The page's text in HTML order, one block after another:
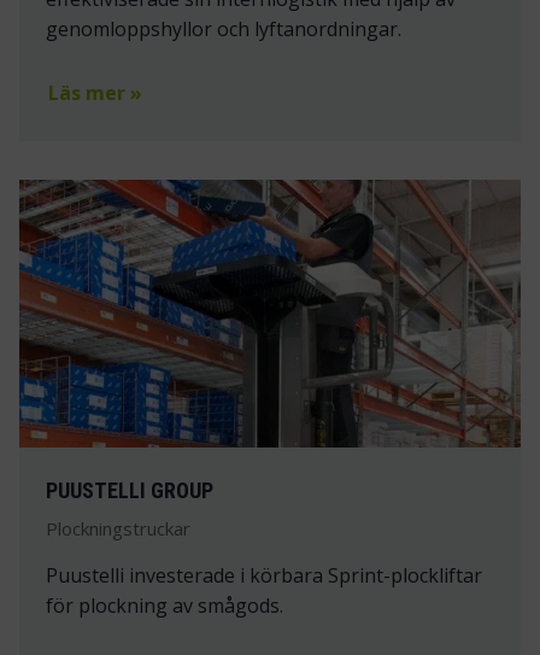
genomloppshyllor och lyftanordningar.
Läs mer »
PUUSTELLI GROUP
Plockningstruckar
Puustelli investerade i körbara Sprint-plockliftar
för plockning av smågods.